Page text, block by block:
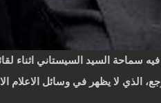
السيد السيستاني اثناء
الذي لا يظهر في وسائل الاعلام